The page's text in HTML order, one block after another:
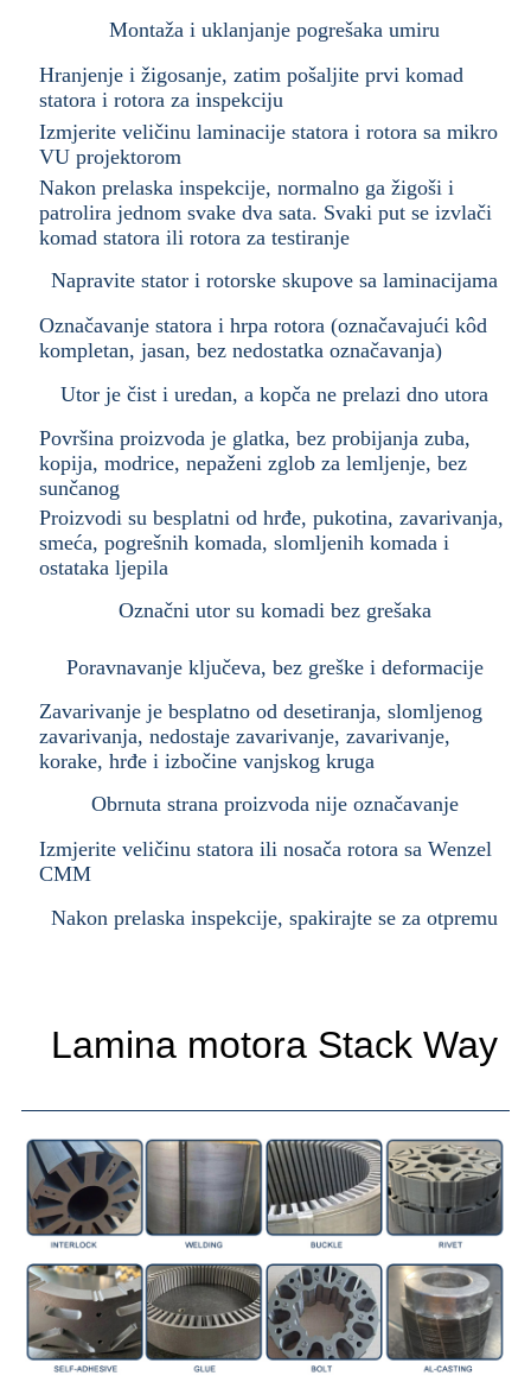
Montaža i uklanjanje pogrešaka umiru
Hranjenje i žigosanje, zatim pošaljite prvi komad
statora i rotora za inspekciju
Izmjerite veličinu laminacije statora i rotora sa mikro
VU projektorom
Nakon prelaska inspekcije, normalno ga žigoši i
patrolira jednom svake dva sata. Svaki put se izvlači
komad statora ili rotora za testiranje
Napravite stator i rotorske skupove sa laminacijama
Označavanje statora i hrpa rotora (označavajući kôd
kompletan, jasan, bez nedostatka označavanja)
Utor je čist i uredan, a kopča ne prelazi dno utora
Površina proizvoda je glatka, bez probijanja zuba,
kopija, modrice, nepaženi zglob za lemljenje, bez
sunčanog
Proizvodi su besplatni od hrđe, pukotina, zavarivanja,
smeća, pogrešnih komada, slomljenih komada i
ostataka ljepila
Označni utor su komadi bez grešaka
Poravnavanje ključeva, bez greške i deformacije
Zavarivanje je besplatno od desetiranja, slomljenog
zavarivanja, nedostaje zavarivanje, zavarivanje,
korake, hrđe i izbočine vanjskog kruga
Obrnuta strana proizvoda nije označavanje
Izmjerite veličinu statora ili nosača rotora sa Wenzel
CMM
Nakon prelaska inspekcije, spakirajte se za otpremu
Lamina motora Stack Way